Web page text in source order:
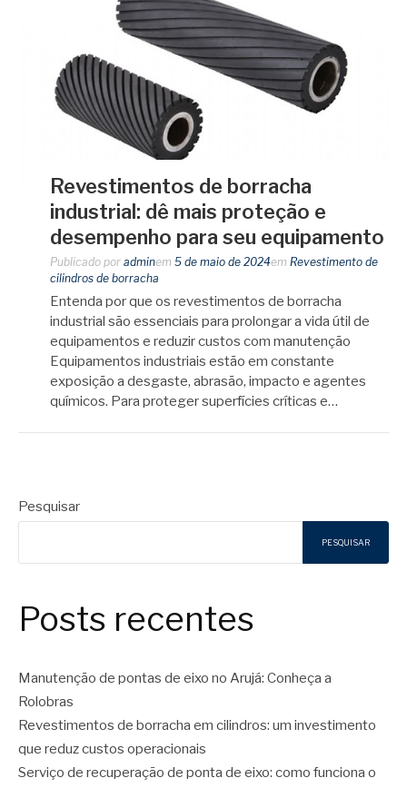
Revestimentos de borracha
industrial: dê mais proteção e
desempenho para seu equipamento
Publicado por adminem 5 de maio de 2024em Revestimento de
cilindros de borracha
Entenda por que os revestimentos de borracha
industrial são essenciais para prolongar a vida útil de
equipamentos e reduzir custos com manutenção
Equipamentos industriais estão em constante
exposição a desgaste, abrasão, impacto e agentes
químicos. Para proteger superfícies críticas e…
Pesquisar
PESQUISAR
Posts recentes
Manutenção de pontas de eixo no Arujá: Conheça a
Rolobras
Revestimentos de borracha em cilindros: um investimento
que reduz custos operacionais
Serviço de recuperação de ponta de eixo: como funciona o